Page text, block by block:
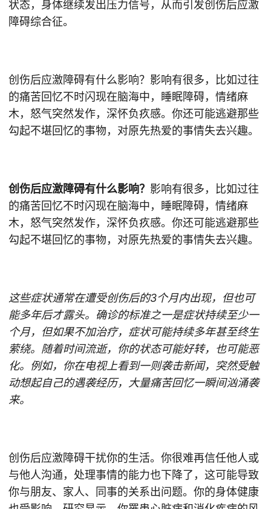
状态，身体继续发出压力信号，从而引发创伤后应激
障碍综合征。
创伤后应激障碍有什么影响？影响有很多，比如过往
的痛苦回忆不时闪现在脑海中，睡眠障碍，情绪麻
木，怒气突然发作，深怀负疚感。你还可能逃避那些
勾起不堪回忆的事物，对原先热爱的事情失去兴趣。
创伤后应激障碍有什么影响？ 影响有很多，比如过往
的痛苦回忆不时闪现在脑海中，睡眠障碍，情绪麻
木，怒气突然发作，深怀负疚感。你还可能逃避那些
勾起不堪回忆的事物，对原先热爱的事情失去兴趣。
这些症状通常在遭受创伤后的3个月内出现，但也可
能多年后才露头。确诊的标准之一是症状持续至少一
个月，但如果不加治疗，症状可能持续多年甚至终生
萦绕。随着时间流逝，你的状态可能好转，也可能恶
化。例如，你在电视上看到一则袭击新闻，突然受触
动想起自己的遇袭经历，大量痛苦回忆一瞬间汹涌袭
来。
创伤后应激障碍干扰你的生活。你很难再信任他人或
与他人沟通，处理事情的能力也下降了，这可能导致
你与朋友、家人、同事的关系出问题。你的身体健康